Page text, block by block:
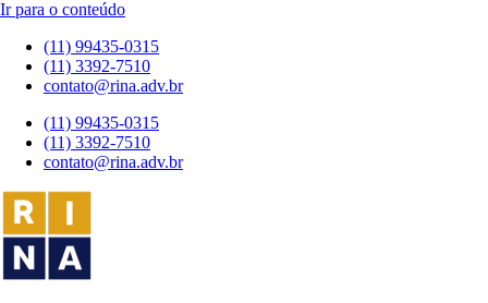
Ir para o conteúdo
(11) 99435-0315
(11) 3392-7510
contato@rina.adv.br
(11) 99435-0315
(11) 3392-7510
contato@rina.adv.br